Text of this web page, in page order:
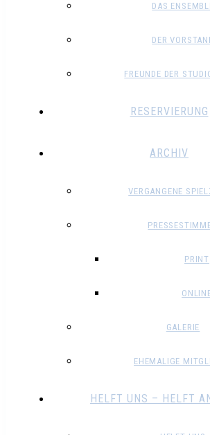
DAS
DER
FREUNDE DER
RESERVIERUNG
ARCHIV
VERGANGENE
PRINT
GALERIE
EHEMALIGE
HELFT UNS – HELFT